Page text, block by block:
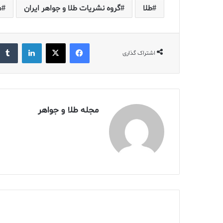
طلا گروه نشریات طلا و جواهر ایران
اشتراک گذاری
فیس بوک X لینکدین
مجله طلا و جواهر